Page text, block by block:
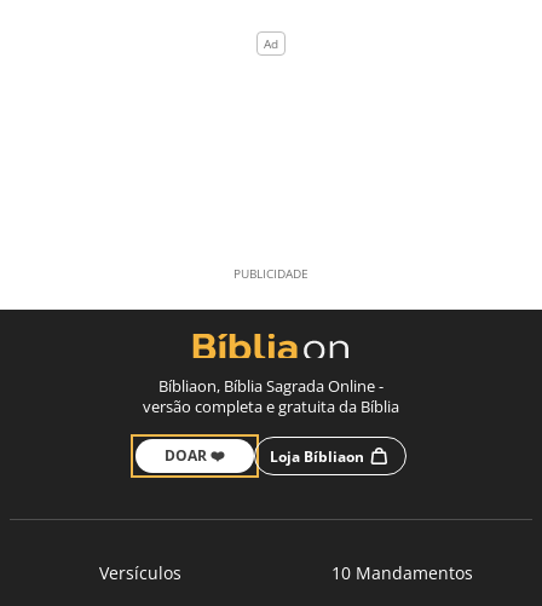
Bíbliaon, Bíblia Sagrada Online -
versão completa e gratuita da Bíblia
DOAR ❤️ Loja Bíbliaon
Versículos
10 Mandamentos